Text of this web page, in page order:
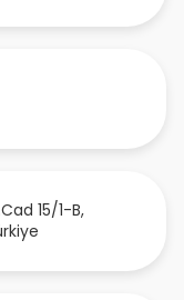
15/1-B,